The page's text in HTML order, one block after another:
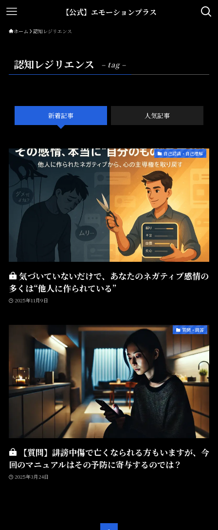
【公式】エモーションプラス
ホーム 認知レジリエンス
認知レジリエンス – tag –
新着記事 人気記事
自己認識・自己理解
気づいていないだけで、あなたのネガティブ感情の
多くは“他人に作られている”
2025年11月9日
質問・回答
【質問】誹謗中傷で亡くなられる方もいますが、今
回のマニュアルはその予防に寄与するのでは？
2025年3月24日